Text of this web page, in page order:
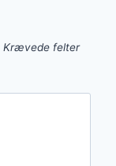
Krævede felter